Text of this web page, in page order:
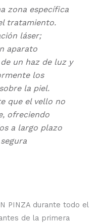
zona específica
tratamiento.
láser;
aparato
un haz de luz y
los
la piel.
que el vello no
ofreciendo
a largo plazo
PINZA durante todo el
de la primera